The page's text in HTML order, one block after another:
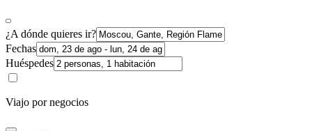
¿A dónde quieres ir?
Fechas
Huéspedes
Viajo por negocios